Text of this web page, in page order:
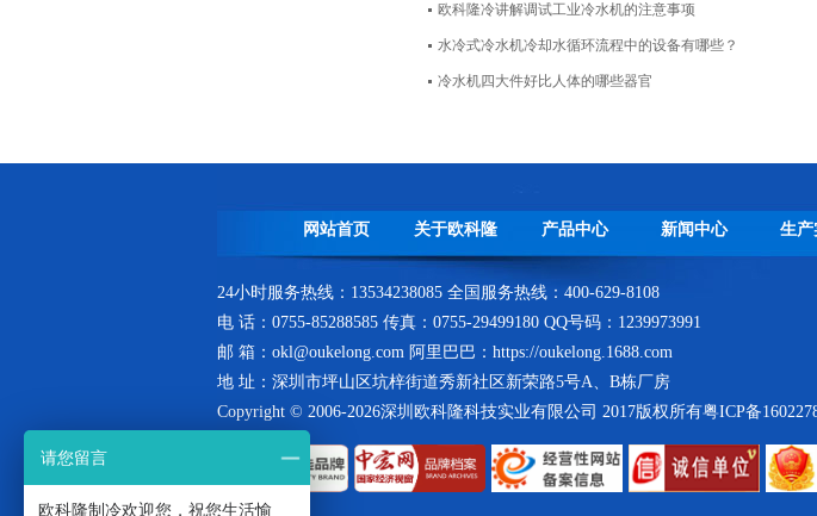
风冷式冷水机冷凝器-全自动精密
数冲机床下料
冷凝器生产车间
欧科隆冷讲解调试工业冷水机的注意事项
水冷式冷水机冷却水循环流程中的设备有哪些？
冷水机四大件好比人体的哪些器官
网站首页 关于欧科隆 产品中心 新闻中心 生产
24小时服务热线：13534238085 全国服务热线：400-629-8108
电 话：0755-85288585 传真：0755-29499180 QQ号码：1239973991
邮 箱：okl@oukelong.com 阿里巴巴：https://oukelong.1688.com
地 址：深圳市坪山区坑梓街道秀新社区新荣路5号A、B栋厂房
Copyright © 2006-2026深圳欧科隆科技实业有限公司 2017版权所有粤ICP备
请您留言
欧科隆制冷欢迎您，祝您生活愉